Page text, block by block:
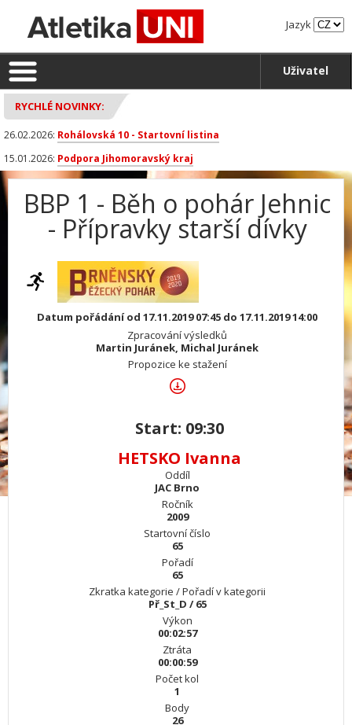
Jazyk
Uživatel
RYCHLÉ NOVINKY:
26.02.2026: Rohálovská 10 - Startovní listina
15.01.2026: Podpora Jihomoravský kraj
BBP 1 - Běh o pohár Jehnic
- Přípravky starší dívky
Datum pořádání od 17.11.2019 07:45 do 17.11.2019 14:00
Zpracování výsledků
Martin Juránek, Michal Juránek
Propozice ke stažení
Start: 09:30
HETSKO Ivanna
Oddíl
JAC Brno
Ročník
2009
Startovní číslo
65
Pořadí
65
Zkratka kategorie / Pořadí v kategorii
Př_St_D / 65
Výkon
00:02:57
Ztráta
00:00:59
Počet kol
1
Body
26